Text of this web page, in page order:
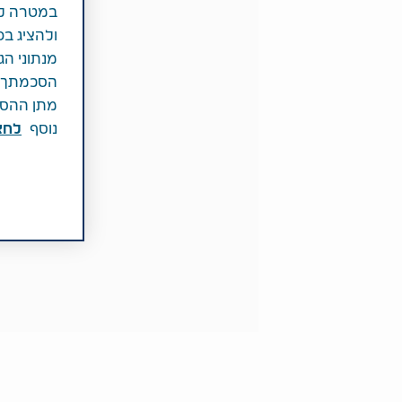
במטרה
ולהציג
מנתוני
הסכמתך
מתן
נוסף